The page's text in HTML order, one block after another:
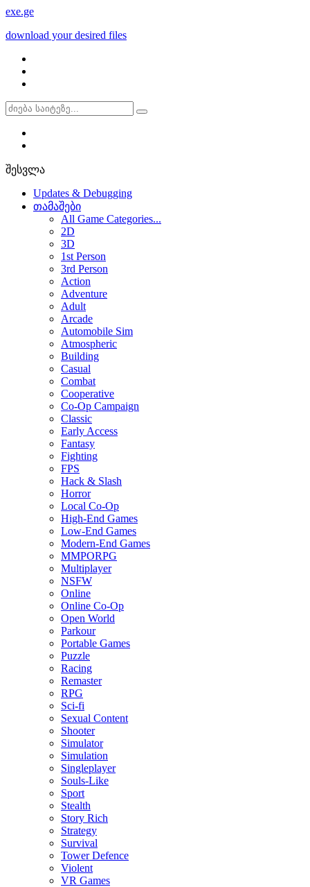
exe.ge
download your desired files
შესვლა
Updates & Debugging
თამაშები
All Game Categories...
2D
3D
1st Person
3rd Person
Action
Adventure
Adult
Arcade
Automobile Sim
Atmospheric
Building
Casual
Combat
Cooperative
Co-Op Campaign
Classic
Early Access
Fantasy
Fighting
FPS
Hack & Slash
Horror
Local Co-Op
High-End Games
Low-End Games
Modern-End Games
MMPORPG
Multiplayer
NSFW
Online
Online Co-Op
Open World
Parkour
Portable Games
Puzzle
Racing
Remaster
RPG
Sci-fi
Sexual Content
Shooter
Simulator
Simulation
Singleplayer
Souls-Like
Sport
Stealth
Story Rich
Strategy
Survival
Tower Defence
Violent
VR Games